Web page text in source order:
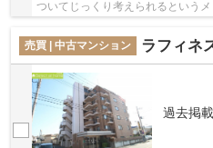
ついてじっくり考えられるという
売買 | 中古マンション
ラフィネステージ
過去掲